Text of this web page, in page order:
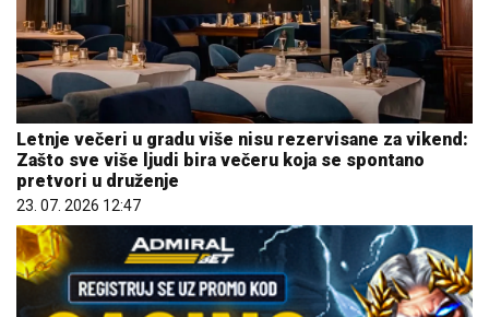
Letnje večeri u gradu više nisu rezervisane za vikend:
Zašto sve više ljudi bira večeru koja se spontano
pretvori u druženje
23. 07. 2026 12:47